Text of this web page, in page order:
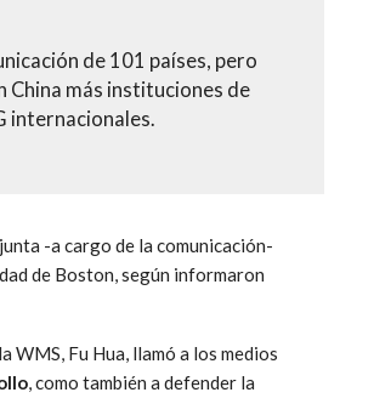
de 101 países, pero
más instituciones de
internacionales.
-a cargo de la comunicación-
de Boston, según informaron
Fu Hua, llamó a los medios
, como también a defender la